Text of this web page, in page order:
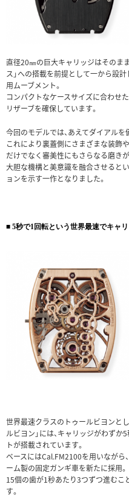
直径20㎜の巨大キャリッジはそのま
ス」への搭載を前提として一から設
用ムーブメント。
コンパクトなケースサイズに合わせ
リザーブを確保しています。
今回のモデルでは、あえてダイアル
これにより裏蓋側にさまざまな装飾
だけでなく審美性にもさらなる磨き
大胆な機構と美意識を融合させると
ョンを示す一作となりました。
■ 5秒で1回転という世界最速でキャ
世界最速クラスのトゥールビヨンと
ルビヨン」には、キャリッジがわず
トが搭載されています。
ベースにはCal.FM2100を用いながら
ーム製の固定ガンギ車を新たに採用。
15個の歯が1秒あたり3つずつ進むこ
す。